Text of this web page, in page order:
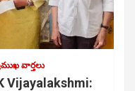
వార్తలు
Vijayalakshmi: